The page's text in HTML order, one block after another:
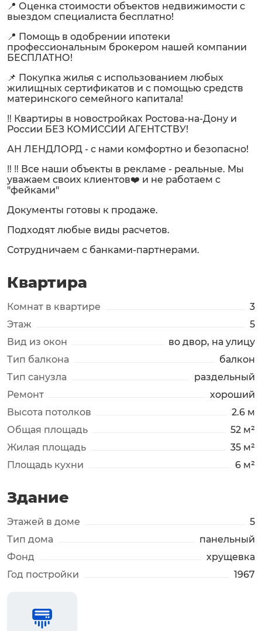
📍 Оценка стоимости объектов недвижимости с
выездом специалиста бесплатно!
📍 Помощь в одобрении ипотеки
профессиональным брокером нашей компании
БЕСПЛАТНО!
📌 Покупка жилья с использованием любых
жилищных сертификатов и с помощью средств
материнского семейного капитала!
‼️ Квартиры в новостройках Ростова-на-Дону и
России БЕЗ КОМИССИИ АГЕНТСТВУ!
АН ЛЕНДЛОРД - с нами комфортно и безопасно!
‼️ ‼️ Все наши объекты в рекламе - реальные. Мы
уважаем своих клиентов❤️ и не работаем с
"фейками"
Документы готовы к продаже.
Подходят любые виды расчетов.
Сотрудничаем с банками-партнерами.
Квартира
Комнат в квартире
3
Этаж
5
Вид из окон
во двор, на улицу
Тип балкона
балкон
Тип санузла
раздельный
Ремонт
хороший
Высота потолков
2.6 м
Общая площадь
52 м²
Жилая площадь
35 м²
Площадь кухни
6 м²
Здание
Этажей в доме
5
Тип дома
панельный
Фонд
хрущевка
Год постройки
1967